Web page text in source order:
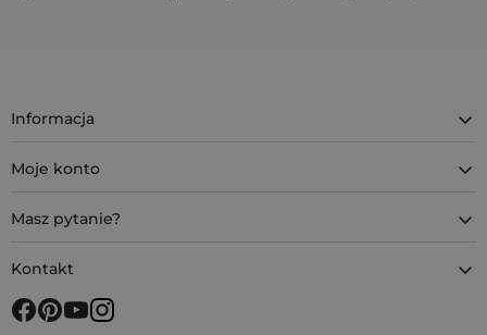
Informacja
Moje konto
Masz pytanie?
Kontakt